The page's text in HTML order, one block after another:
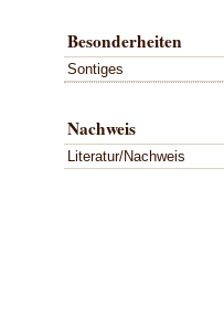
Besonderheiten
Sontiges
Nachweis
Literatur/Nachweis